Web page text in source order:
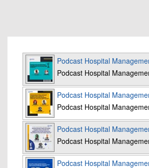
Podcast Hospital
Podcast Hospital
Podcast Hospital
Podcast Hospital
Podcast Hospital
Podcast Hospital
Podcast Hospital